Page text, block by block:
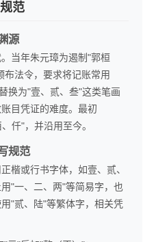
范
源
当年朱元璋为遏制"郭桓
法令，要求将记账常用
换为"壹、贰、叁"这类笔画
目凭证的难度。最初
仟"，并沿用至今。
规范
楷或行书字体，如壹、贰、
"一、二、两"等简易字，也
"贰、陆"等繁体字，相关凭